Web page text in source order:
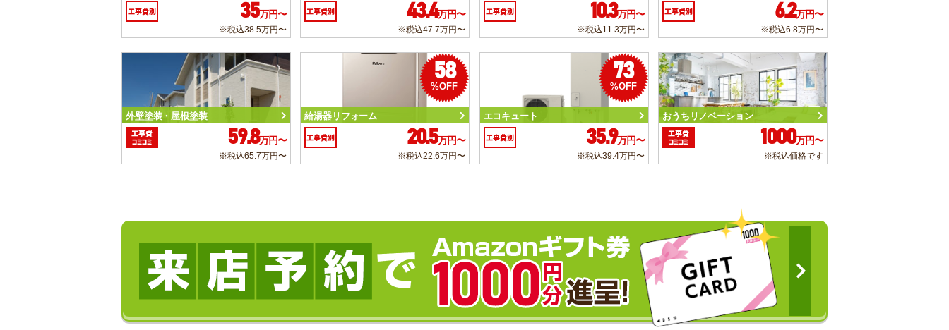
工事費別 35万円〜
※税込38.5万円〜
工事費別 43.4万円〜
※税込47.7万円〜
工事費別 10.3万円〜
※税込11.3万円〜
工事費別 6.2万円〜
※税込6.8万円〜
外壁塗装・屋根塗装
工事費
コミコミ
59.8万円〜
※税込65.7万円〜
58
%OFF
給湯器リフォーム
工事費別 20.5万円〜
※税込22.6万円〜
73
%OFF
エコキュート
工事費別 35.9万円〜
※税込39.4万円〜
おうちリノベーション
工事費
コミコミ
1000万円〜
※税込価格です